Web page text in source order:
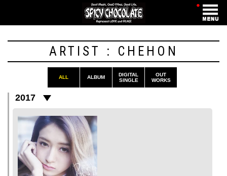
・
ARTIST : CHEHON
ALL ALBUM
DIGITAL
SINGLE
OUT
WORKS
2017